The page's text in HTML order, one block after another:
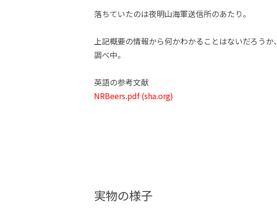
落ちていたのは夜明山海軍送信所のあたり。
上記概要の情報から何かわかることはないだろうか、
調べ中。
英語の参考文献
NRBeers.pdf (sha.org)
実物の様子